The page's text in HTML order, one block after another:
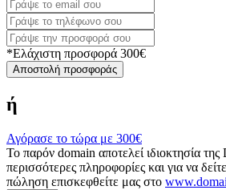
*Ελάχιστη προσφορά 300€
Αποστολή προσφοράς
ή
Αγόρασε το τώρα με 300€
Το παρόν domain αποτελεί ιδιοκτησία
περισσότερες πληροφορίες και για να
πώληση επισκεφθείτε μας στο